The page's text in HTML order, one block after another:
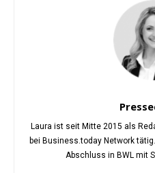
Laura ist seit Mitte 2015 als
bei Business.today Network
Abschluss in BWL mit